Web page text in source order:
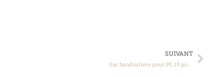
SUIVANT
Sac bandoulière pour PC 15 pouces rose au studio Martin à la Cote-Saint-André près de Bourgoin Urban Bagz Orkio offre spécial de prix Black November